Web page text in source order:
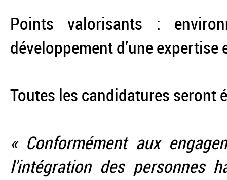
Points valorisants :
développement d’une
Toutes les candidatures seront
« Conformément aux
l'intégration des personnes